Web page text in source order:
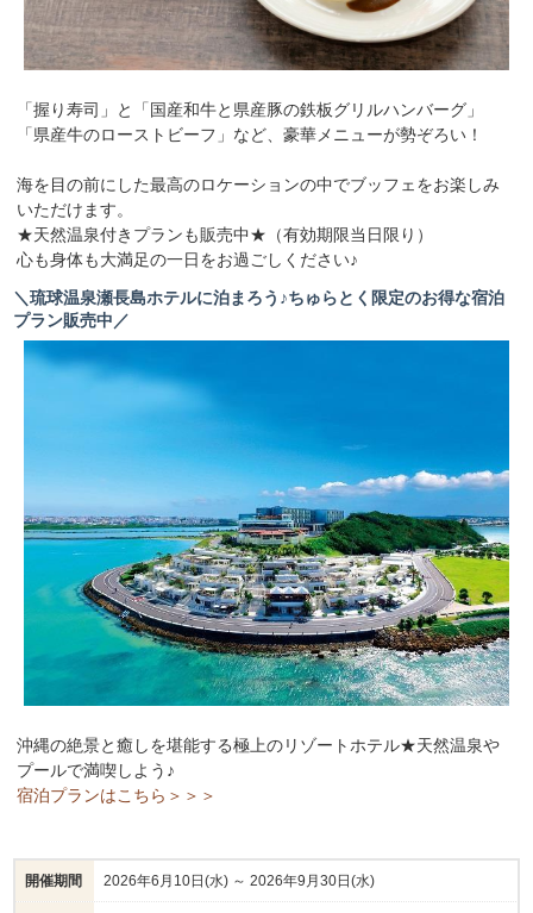
【平日】 【土日祝】
・ ソフトドリンク各種 |・ ソフトドリンク各種
・ スパークリングワイン |・ スパークリングワイン
|・ ハイボール
|・ オリオン ザ・ドラフト
※メニューは仕入状況等により予告なく変更となる場合が
ございます。
※写真は一部イメージになります。
「握り寿司」と「国産和牛と県産豚の鉄板グリルハンバーグ」
「県産牛のローストビーフ」など、豪華メニューが勢ぞろい！
海を目の前にした最高のロケーションの中でブッフェをお楽しみ
いただけます。
★天然温泉付きプランも販売中★（有効期限当日限り）
心も身体も大満足の一日をお過ごしください♪
＼琉球温泉瀬長島ホテルに泊まろう♪ちゅらとく限定のお得な宿泊
プラン販売中／
沖縄の絶景と癒しを堪能する極上のリゾートホテル★天然温泉や
プールで満喫しよう♪
宿泊プランはこちら＞＞＞
開催期間 2026年6月10日(水) ～ 2026年9月30日(水)